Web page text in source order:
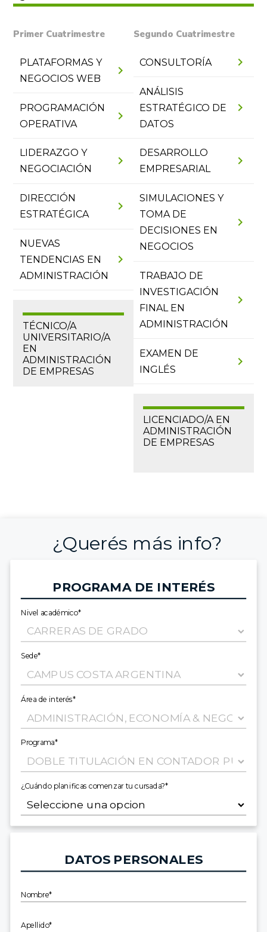
Primer Cuatrimestre
PLATAFORMAS Y
NEGOCIOS WEB
chevron_right
PROGRAMACIÓN
OPERATIVA
chevron_right
LIDERAZGO Y
NEGOCIACIÓN
chevron_right
DIRECCIÓN
ESTRATÉGICA
chevron_right
NUEVAS
TENDENCIAS EN
ADMINISTRACIÓN
chevron_right
TÉCNICO/A
UNIVERSITARIO/A
EN
ADMINISTRACIÓN
DE EMPRESAS
Segundo Cuatrimestre
CONSULTORÍA chevron_right
ANÁLISIS
ESTRATÉGICO DE
DATOS
chevron_right
DESARROLLO
EMPRESARIAL
chevron_right
SIMULACIONES Y
TOMA DE
DECISIONES EN
NEGOCIOS
chevron_right
TRABAJO DE
INVESTIGACIÓN
FINAL EN
ADMINISTRACIÓN
chevron_right
EXAMEN DE
INGLÉS
chevron_right
LICENCIADO/A EN
ADMINISTRACIÓN
DE EMPRESAS
¿Querés más info?
PROGRAMA DE INTERÉS
Nivel académico*
Sede*
Área de interés*
Programa*
¿Cuándo planificas comenzar tu cursada?*
DATOS PERSONALES
Nombre*
Apellido*